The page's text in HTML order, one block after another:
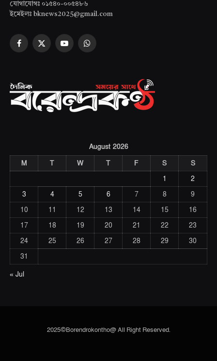
যোগাযোগঃ ০১৫৪০-০০৫৪৮৬
ইমেইলঃ bknews2025@gmail.com
Facebook
X
YouTubeWhatsApp
August 2026
M
T W T F S
S
1
2
3
4 5 6 7 8
9
10
11 12 13 14 15
16
17
18 19 20 21 22
23
24
25 26 27 28 29
30
31
« Jul
2025©Borendrokontho@ All Right Reserved.